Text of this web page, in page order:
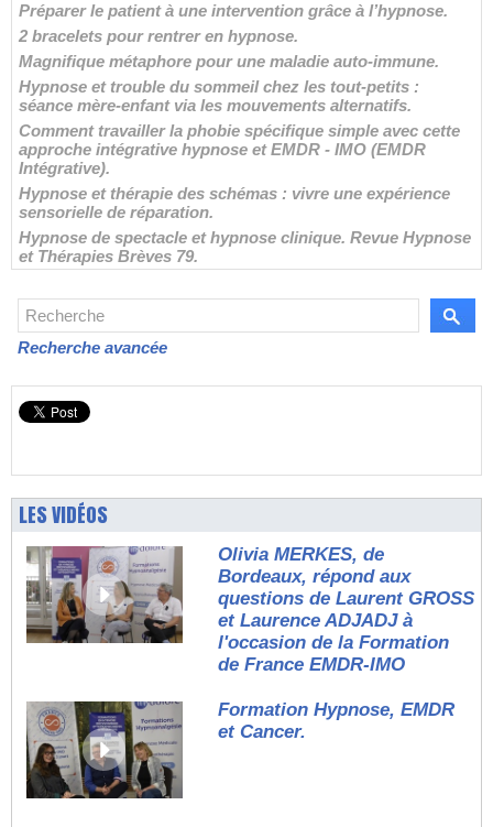
Préparer le patient à une intervention grâce à l’hypnose.
2 bracelets pour rentrer en hypnose.
Magnifique métaphore pour une maladie auto-immune.
Hypnose et trouble du sommeil chez les tout-petits :
séance mère-enfant via les mouvements alternatifs.
Comment travailler la phobie spécifique simple avec cette
approche intégrative hypnose et EMDR - IMO (EMDR
Intégrative).
Hypnose et thérapie des schémas : vivre une expérience
sensorielle de réparation.
Hypnose de spectacle et hypnose clinique. Revue Hypnose
et Thérapies Brèves 79.
Recherche avancée
LES VIDÉOS
Olivia MERKES, de
Bordeaux, répond aux
questions de Laurent GROSS
et Laurence ADJADJ à
l'occasion de la Formation
de France EMDR-IMO
Formation Hypnose, EMDR
et Cancer.